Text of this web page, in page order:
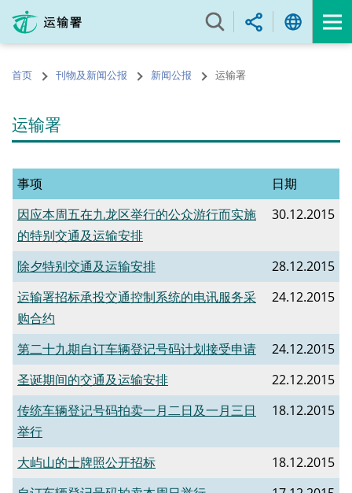
内
的首页 刊物及新闻公报 新闻公报 运输署
运输署
事项
日期
因应本周五在九龙区举行的公众游行而实施
的特别交通及运输安排
30.12.2015
除夕特别交通及运输安排
28.12.2015
运输署招标承投交通控制系统的电讯服务采
购合约
24.12.2015
第二十九期自订车辆登记号码计划接受申请
24.12.2015
圣诞期间的交通及运输安排
22.12.2015
传统车辆登记号码拍卖一月二日及一月三日
举行
18.12.2015
大屿山的士牌照公开招标
18.12.2015